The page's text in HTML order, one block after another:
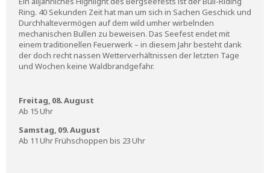
Ring. 40 Sekunden Zeit hat man um sich in Sachen Geschick und
Durchhaltevermögen auf dem wild umher wirbelnden
mechanischen Bullen zu beweisen. Das Seefest endet mit
einem traditionellen Feuerwerk – in diesem Jahr besteht dank
der doch recht nassen Wetterverhältnissen der letzten Tage
und Wochen keine Waldbrandgefahr.
Freitag, 08. August
Ab 15 Uhr
Samstag, 09. August
Ab 11 Uhr Frühschoppen bis 23 Uhr